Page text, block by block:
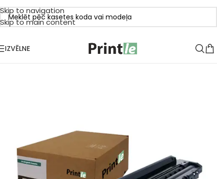
Skip to navigation
Skip to main content
IZVĒLNE